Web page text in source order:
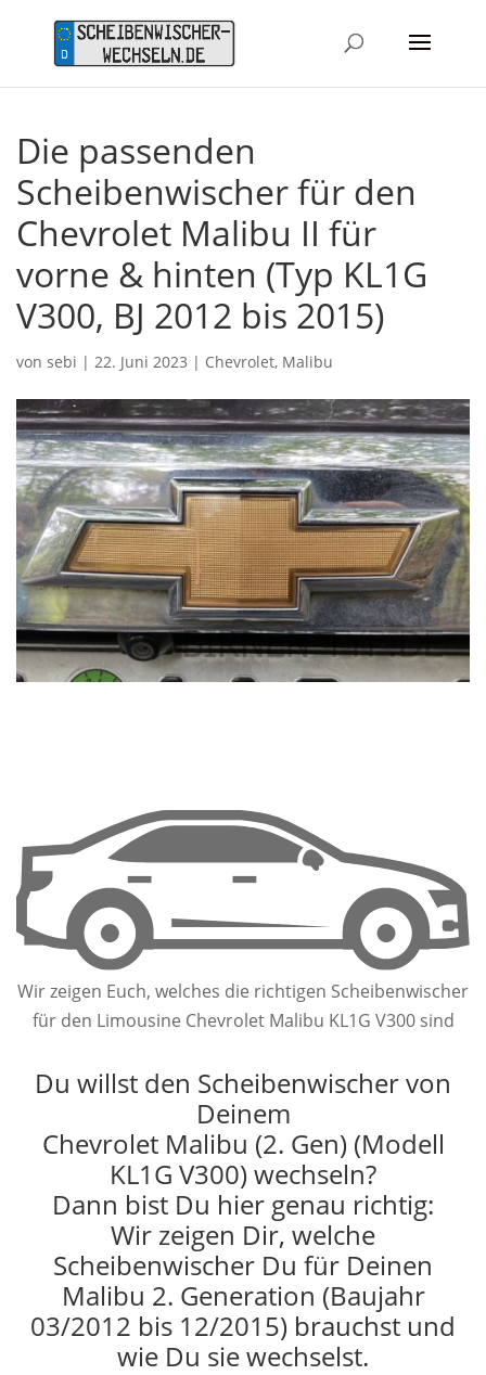
Die passenden
Scheibenwischer für den
Chevrolet Malibu II für
vorne & hinten (Typ KL1G
V300, BJ 2012 bis 2015)
von sebi | 22. Juni 2023 | Chevrolet, Malibu
Wir zeigen Euch, welches die richtigen Scheibenwischer
für den Limousine Chevrolet Malibu KL1G V300 sind
Du willst den Scheibenwischer von
Deinem
Chevrolet Malibu (2. Gen) (Modell
KL1G V300) wechseln?
Dann bist Du hier genau richtig:
Wir zeigen Dir, welche
Scheibenwischer Du für Deinen
Malibu 2. Generation (Baujahr
03/2012 bis 12/2015) brauchst und
wie Du sie wechselst.